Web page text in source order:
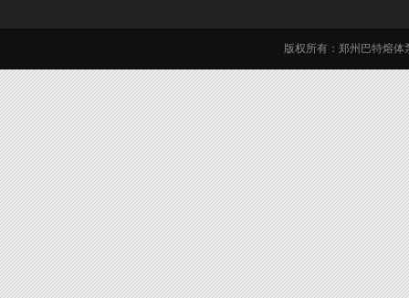
版权所有：郑州巴特熔体